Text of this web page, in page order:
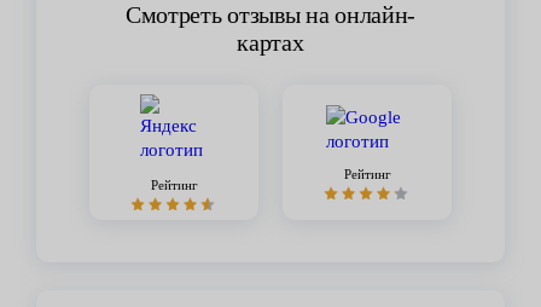
Смотреть отзывы на онлайн-
картах
Рейтинг
Рейтинг